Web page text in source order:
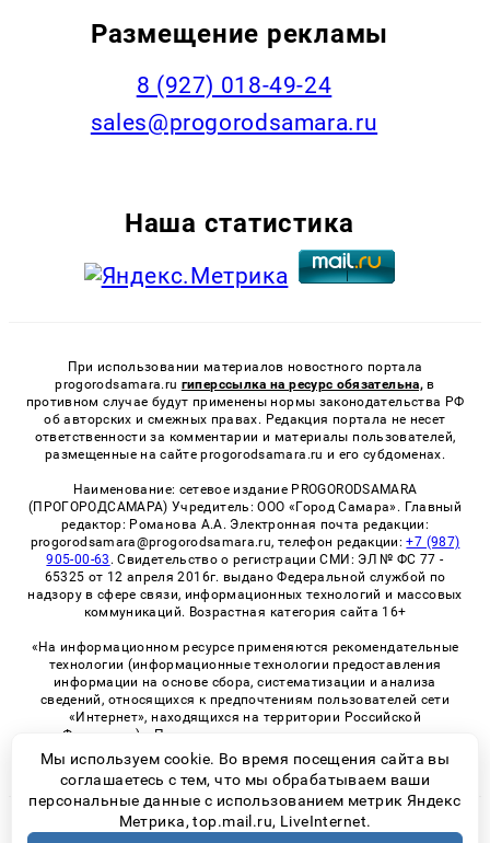
Размещение рекламы
8 (927) 018-49-24
sales@progorodsamara.ru
Наша статистика
При использовании материалов новостного портала
progorodsamara.ru гиперссылка на ресурс обязательна, в
противном случае будут применены нормы законодательства РФ
об авторских и смежных правах. Редакция портала не несет
ответственности за комментарии и материалы пользователей,
размещенные на сайте progorodsamara.ru и его субдоменах.
Наименование: сетевое издание PROGORODSAMARA
(ПРОГОРОДСАМАРА) Учредитель: ООО «Город Самара». Главный
редактор: Романова А.А. Электронная почта редакции:
progorodsamara@progorodsamara.ru, телефон редакции:+7 (987)
905-00-63 . Свидетельство о регистрации СМИ: ЭЛ № ФС 77 -
65325 от 12 апреля 2016г. выдано Федеральной службой по
надзору в сфере связи, информационных технологий и массовых
коммуникаций. Возрастная категория сайта 16+
«На информационном ресурсе применяются рекомендательные
технологии (информационные технологии предоставления
информации на основе сбора, систематизации и анализа
сведений, относящихся к предпочтениям пользователей сети
«Интернет», находящихся на территории Российской
Федерации)». Правила применения рекомендательных
технологий в виджетах рекламно-обменной сети
«СМИ2» (PDF)
© 2026 «ProGorodSamara» | Все права защищены
Мы используем cookie. Во время посещения сайта вы
соглашаетесь с тем, что мы обрабатываем ваши
персональные данные с использованием метрик Яндекс
Метрика, top.mail.ru, LiveInternet.